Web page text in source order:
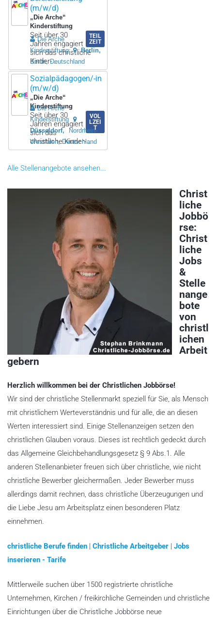
(m/w/d)
„Die Arche“
Kinderstiftung
TEIL
ZEIT
Seit über 30
Jahren engagiert
sich das christliche
Kinder- ..
Die Arche
Kinderstiftung
Berlin
Berlin, Deutschland
Sozialpädagogen/-in
(m/w/d)
„Die Arche“
Kinderstiftung
VOL
LZEI
T
Seit über 30
Jahren engagiert
sich das
christliche Kinder- ..
Die Arche
Kinderstiftung
Düsseldorf
Nordrhein-
Westfalen, Deutschland
Alle Stellenangebote ansehen...
Christ
liche
Jobbö
rse:
Christ
liche
Jobs
&
Stelle
nange
bote
von
christl
ichen
Arbeit
gebern
Herzlich willkommen bei der Christlichen Jobbörse!
Wir sind der christliche Stellenmarkt speziell für Sie, als Mensch
mit christlichem Werteverständnis und für alle, die an diesen
Werten interessiert sind. Einige Stellenanzeigen setzen den
christlichen Glauben voraus. Dieses ist rechtlich gedeckt durch
das Allgemeine Gleichbehandlungsgesetz § 9 Abs.1. Alle
anderen Stellenanbieter freuen sich über christliche, wie nicht
christliche Bewerber gleichermaßen. Jeder Bewerber muss
allerdings damit rechnen, dass christliche Überzeugungen und
die Liebe Jesu am Arbeitsplatz einen besonderen Platz
einnehmen.
christliche Berufe finden | Christliche Arbeitgeber | Jobs
inserieren - Tarife
Mittlerweile suchen über 1500 registrierte christliche
Unternehmen, Kirchen / freikirchliche Gemeinden und christliche
Einrichtungen über die Christliche Jobbörse neue